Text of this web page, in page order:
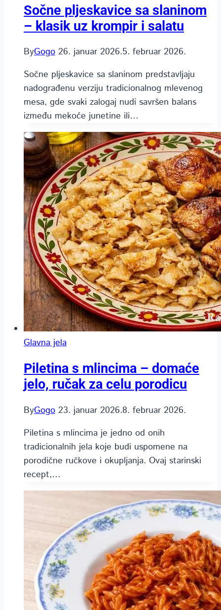
Sočne pljeskavice sa slaninom
– klasik uz krompir i salatu
ByGogo 26. januar 2026.5. februar 2026.
Sočne pljeskavice sa slaninom predstavljaju
nadograđenu verziju tradicionalnog mlevenog
mesa, gde svaki zalogaj nudi savršen balans
između mekoće junetine ili…
Glavna jela
Piletina s mlincima – domaće
jelo, ručak za celu porodicu
ByGogo 23. januar 2026.8. februar 2026.
Piletina s mlincima je jedno od onih
tradicionalnih jela koje budi uspomene na
porodične ručkove i okupljanja. Ovaj starinski
recept,…